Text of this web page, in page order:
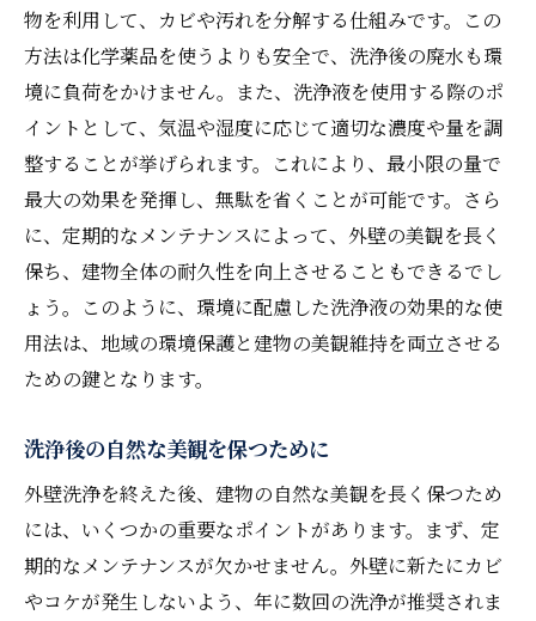
物を利用して、カビや汚れを分解する仕組みです。この
方法は化学薬品を使うよりも安全で、洗浄後の廃水も環
境に負荷をかけません。また、洗浄液を使用する際のポ
イントとして、気温や湿度に応じて適切な濃度や量を調
整することが挙げられます。これにより、最小限の量で
最大の効果を発揮し、無駄を省くことが可能です。さら
に、定期的なメンテナンスによって、外壁の美観を長く
保ち、建物全体の耐久性を向上させることもできるでし
ょう。このように、環境に配慮した洗浄液の効果的な使
用法は、地域の環境保護と建物の美観維持を両立させる
ための鍵となります。
洗浄後の自然な美観を保つために
外壁洗浄を終えた後、建物の自然な美観を長く保つため
には、いくつかの重要なポイントがあります。まず、定
期的なメンテナンスが欠かせません。外壁に新たにカビ
やコケが発生しないよう、年に数回の洗浄が推奨されま